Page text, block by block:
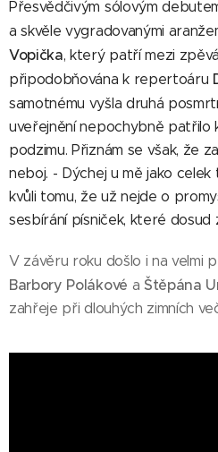
Přesvědčivým sólovým
a skvěle vygradovanými
Vopička, který patří mezi
připodobňována k repertoáru
samotnému vyšla druhá
uveřejnění nepochybně patřilo
podzimu. Přiznám se však, že
neboj. - Dýchej u mě jako
kvůli tomu, že už nejde o
sesbírání písniček, které dosud
V závěru roku došlo i na velmi
Barbory Polákové a Štěpána
zahřeje při dlouhých zimních